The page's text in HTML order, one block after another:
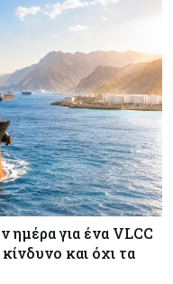
σε φοιτητές του
για ένα VLCC
και όχι τα